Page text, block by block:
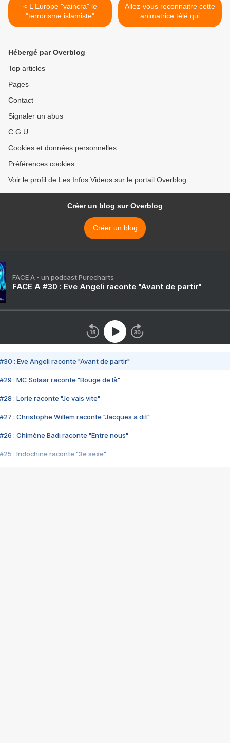
< L'Europe "vaincra" le
"terrorisme islamiste"
Allez-vous reconnaitre cette
animatrice télé qui
participait à C'est mon choix
Hébergé par Overblog
Top articles
Pages
Contact
Signaler un abus
C.G.U.
Cookies et données personnelles
Préférences cookies
Voir le profil de Les Infos Videos sur le portail Overblog
Créer un blog sur Overblog
Créer un blog
FACE A - un podcast Purecharts
FACE A #30 : Eve Angeli raconte "Avant de partir"
#30 : Eve Angeli raconte "Avant de partir"
#29 : MC Solaar raconte "Bouge de là"
#28 : Lorie raconte "Je vais vite"
#27 : Christophe Willem raconte "Jacques a dit"
#26 : Chimène Badi raconte "Entre nous"
#25 : Indochine raconte "3e sexe"